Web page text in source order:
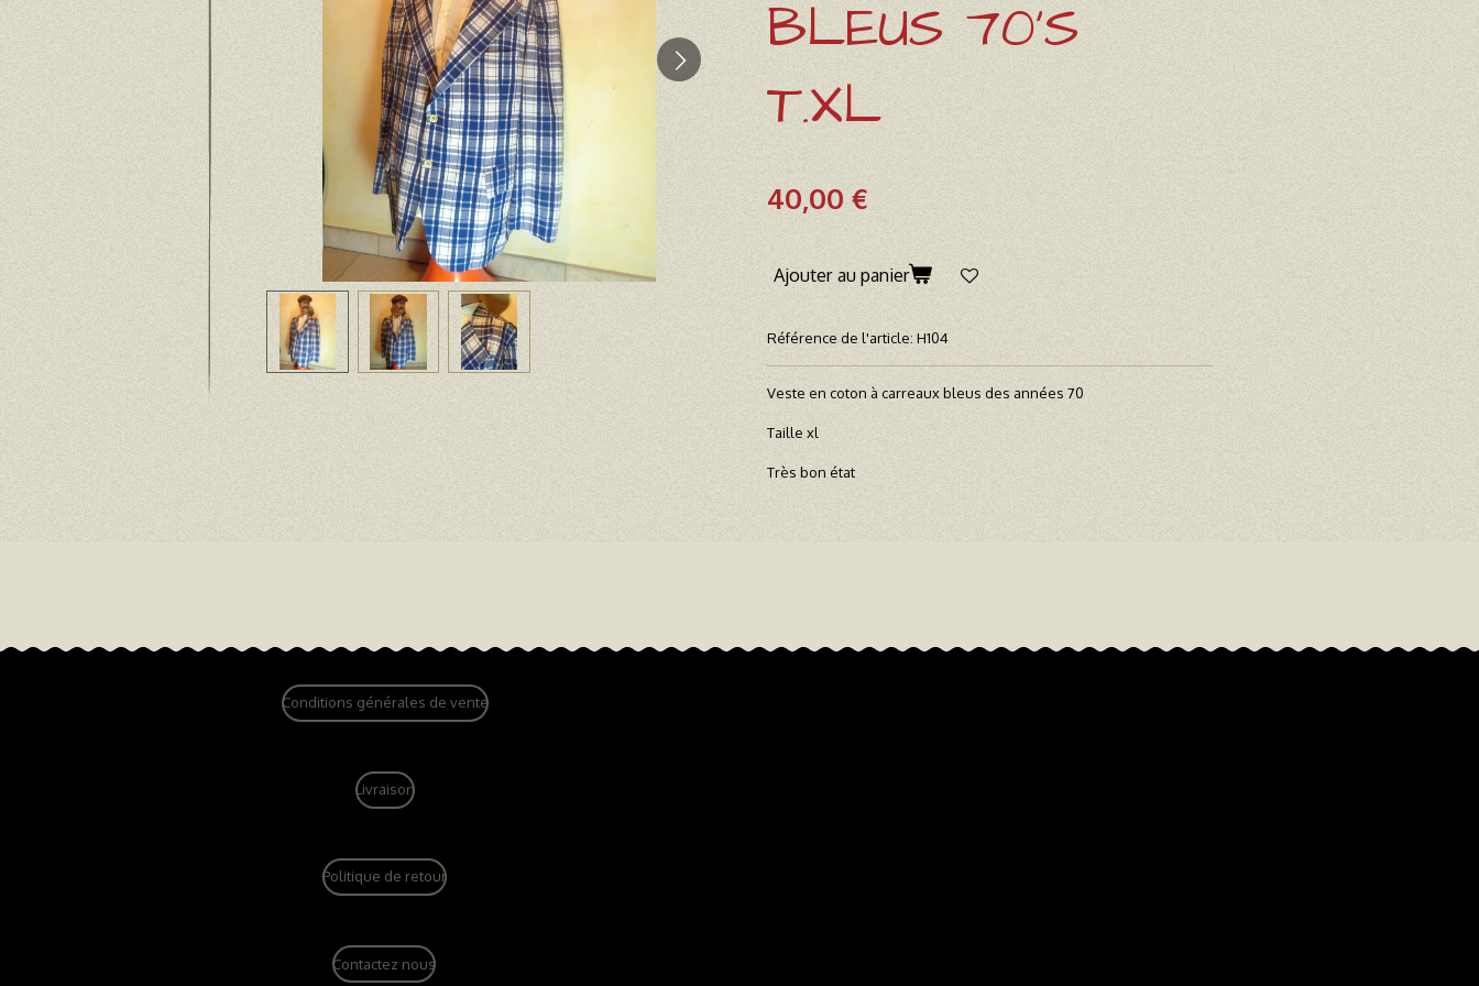
BLEUS 70'S
T.XL
40,00 €
Ajouter au panier
Référence de l'article: H104
Veste en coton à carreaux bleus des années 70
Taille xl
Très bon état
Conditions générales de vente
Livraison
Politique de retour
Contactez nous